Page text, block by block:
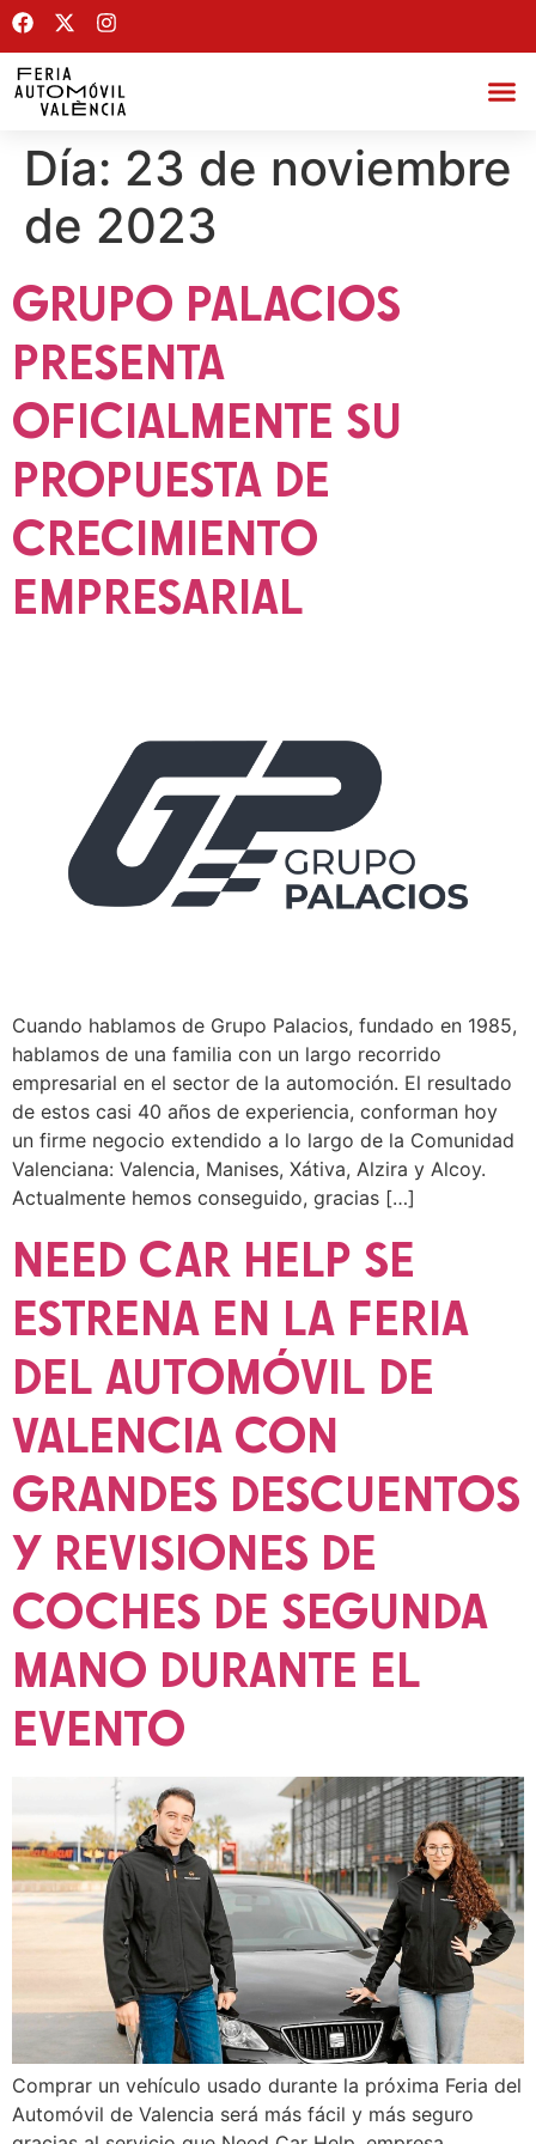
Día: 23 de noviembre
de 2023
GRUPO PALACIOS
PRESENTA
OFICIALMENTE SU
PROPUESTA DE
CRECIMIENTO
EMPRESARIAL
Cuando hablamos de Grupo Palacios, fundado en 1985,
hablamos de una familia con un largo recorrido
empresarial en el sector de la automoción. El resultado
de estos casi 40 años de experiencia, conforman hoy
un firme negocio extendido a lo largo de la Comunidad
Valenciana: Valencia, Manises, Xátiva, Alzira y Alcoy.
Actualmente hemos conseguido, gracias […]
NEED CAR HELP SE
ESTRENA EN LA FERIA
DEL AUTOMÓVIL DE
VALENCIA CON
GRANDES DESCUENTOS
Y REVISIONES DE
COCHES DE SEGUNDA
MANO DURANTE EL
EVENTO
Comprar un vehículo usado durante la próxima Feria del
Automóvil de Valencia será más fácil y más seguro